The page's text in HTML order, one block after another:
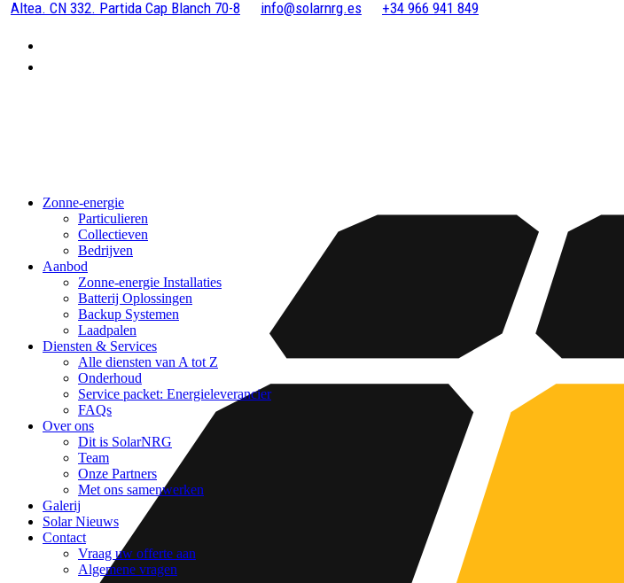
Altea. CN 332. Partida Cap Blanch 70-8 info@solarnrg.es +34 966 941 849
Zonne-energie
Particulieren
Collectieven
Bedrijven
Aanbod
Zonne-energie Installaties
Batterij Oplossingen
Backup Systemen
Laadpalen
Diensten & Services
Alle diensten van A tot Z
Onderhoud
Service packet: Energieleverancier
FAQs
Over ons
Dit is SolarNRG
Team
Onze Partners
Met ons samenwerken
Galerij
Solar Nieuws
Contact
Vraag uw offerte aan
Algemene vragen